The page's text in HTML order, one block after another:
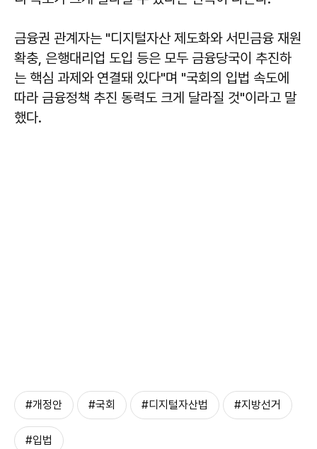
금융권 관계자는 "디지털자산 제도화와 서민금융 재원
확충, 은행대리업 도입 등은 모두 금융당국이 추진하
는 핵심 과제와 연결돼 있다"며 "국회의 입법 속도에
따라 금융정책 추진 동력도 크게 달라질 것"이라고 말
했다.
#개정안 #국회 #디지털자산법 #지방선거
#입법